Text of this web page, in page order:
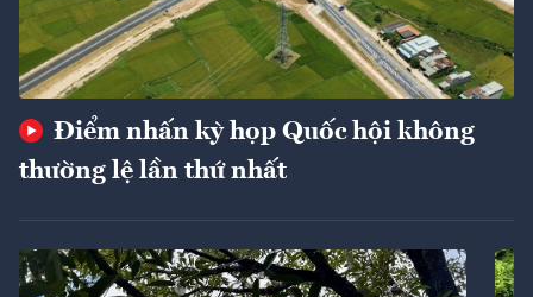
Điểm nhấn kỳ họp Quốc hội không
thường lệ lần thứ nhất